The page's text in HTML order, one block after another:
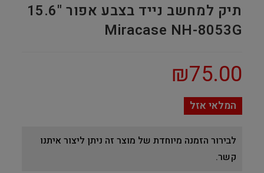
תיק למחשב נייד בצבע אפור "15.6
Miracase NH-8053G
₪75.00
המלאי אזל
לבירור הזמנה מיוחדת של מוצר זה ניתן ליצור איתנו
קשר.